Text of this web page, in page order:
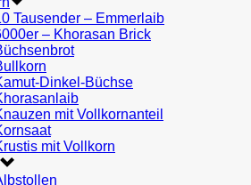
Tausender – Emmerlaib
– Khorasan Brick
Dinkel-Büchse
mit Vollkornanteil
mit Vollkorn